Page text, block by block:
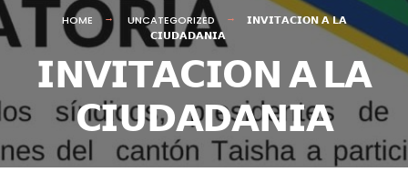
HOME UNCATEGORIZED
𝗜𝗡𝗩𝗜𝗧𝗔𝗖𝗜𝗢𝗡 𝗔 𝗟𝗔
𝗖𝗜𝗨𝗗𝗔𝗗𝗔𝗡𝗜𝗔
𝗜𝗡𝗩𝗜𝗧𝗔𝗖𝗜𝗢𝗡 𝗔 𝗟𝗔
𝗖𝗜𝗨𝗗𝗔𝗗𝗔𝗡𝗜𝗔